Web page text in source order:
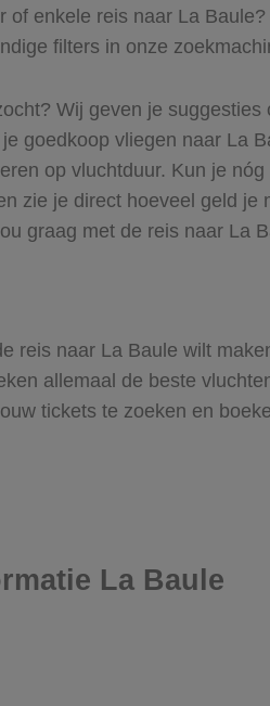
of enkele reis naar La
filters in onze
Wij geven je
goedkoop vliegen naar La
op vluchtduur. Kun je
zie je direct hoeveel geld
graag met de reis naar La
reis naar La Baule wilt
allemaal de beste
tickets te zoeken en
La Baule